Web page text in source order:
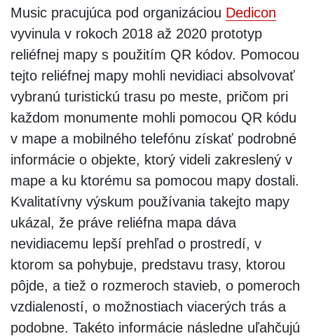
Music pracujúca pod organizáciou Dedicon
vyvinula v rokoch 2018 až 2020 prototyp
reliéfnej mapy s použitím QR kódov. Pomocou
tejto reliéfnej mapy mohli nevidiaci absolvovať
vybranú turistickú trasu po meste, pričom pri
každom monumente mohli pomocou QR kódu
v mape a mobilného telefónu získať podrobné
informácie o objekte, ktorý videli zakreslený v
mape a ku ktorému sa pomocou mapy dostali.
Kvalitatívny výskum používania takejto mapy
ukázal, že práve reliéfna mapa dáva
nevidiacemu lepší prehľad o prostredí, v
ktorom sa pohybuje, predstavu trasy, ktorou
pôjde, a tiež o rozmeroch stavieb, o pomeroch
vzdialeností, o možnostiach viacerých trás a
podobne. Takéto informácie následne uľahčujú